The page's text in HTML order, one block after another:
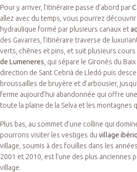
Pour y arriver, l’itinéraire passe d’abord par
allez avec du temps, vous pourrez
hydraulique formé par plusieurs canaux et
des Gavarres, l’itinéraire traverse de
verts, chênes et pins, et suit plusieurs cours
de Lumeneres , qui sépare le Gironès du
direction de Sant Cebrià de Lledó puis
broussailles de bruyère et d’arbousier,
ferme aujourd’hui abandonnée qui offre
toute la plaine de la Selva et les montagnes
Plus bas, au sommet d’une colline qui
pourrons visiter les vestiges du village
village, soumis à des fouilles dans les
2001 et 2010, est l’une des plus anciennes
village.